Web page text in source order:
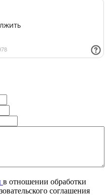
в отношении обработки
соглашения